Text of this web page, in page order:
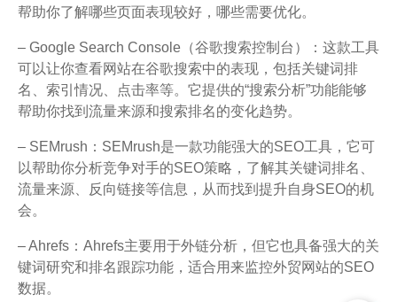
帮助你了解哪些页面表现较好，哪些需要优化。
– Google Search Console（谷歌搜索控制台）：这款工具
可以让你查看网站在谷歌搜索中的表现，包括关键词排
名、索引情况、点击率等。它提供的“搜索分析”功能能够
帮助你找到流量来源和搜索排名的变化趋势。
– SEMrush：SEMrush是一款功能强大的SEO工具，它可
以帮助你分析竞争对手的SEO策略，了解其关键词排名、
流量来源、反向链接等信息，从而找到提升自身SEO的机
会。
– Ahrefs：Ahrefs主要用于外链分析，但它也具备强大的关
键词研究和排名跟踪功能，适合用来监控外贸网站的SEO
数据。